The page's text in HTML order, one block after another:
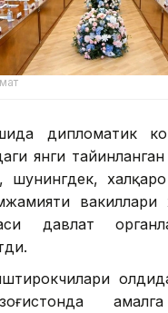
дипломатик
янги
вакиллари
давлат